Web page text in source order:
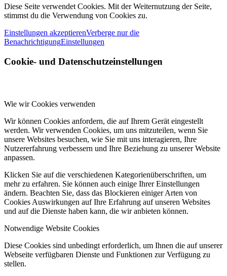
Diese Seite verwendet Cookies. Mit der Weiternutzung der Seite,
stimmst du die Verwendung von Cookies zu.
Einstellungen akzeptierenVerberge nur die
BenachrichtigungEinstellungen
Cookie- und Datenschutzeinstellungen
Wie wir Cookies verwenden
Wir können Cookies anfordern, die auf Ihrem Gerät eingestellt
werden. Wir verwenden Cookies, um uns mitzuteilen, wenn Sie
unsere Websites besuchen, wie Sie mit uns interagieren, Ihre
Nutzererfahrung verbessern und Ihre Beziehung zu unserer Website
anpassen.
Klicken Sie auf die verschiedenen Kategorienüberschriften, um
mehr zu erfahren. Sie können auch einige Ihrer Einstellungen
ändern. Beachten Sie, dass das Blockieren einiger Arten von
Cookies Auswirkungen auf Ihre Erfahrung auf unseren Websites
und auf die Dienste haben kann, die wir anbieten können.
Notwendige Website Cookies
Diese Cookies sind unbedingt erforderlich, um Ihnen die auf unserer
Webseite verfügbaren Dienste und Funktionen zur Verfügung zu
stellen.